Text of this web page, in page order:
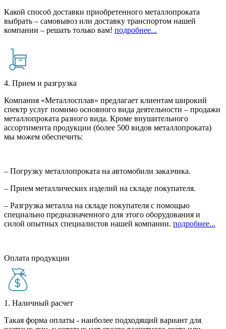
Какой способ доставки приобретенного металлопроката
выбрать – самовывоз или доставку транспортом нашей
компании – решать только вам! подробнее...
4. Прием и разгрузка
Компания «Металлосплав» предлагает клиентам широкий
спектр услуг помимо основного вида деятельности – продажи
металлопроката разного вида. Кроме внушительного
ассортимента продукции (более 500 видов металлопроката)
мы можем обеспечить:
– Погрузку металлопроката на автомобили заказчика.
– Прием металлических изделий на складе покупателя.
– Разгрузка металла на складе покупателя с помощью
специально предназначенного для этого оборудования и
силой опытных специалистов нашей компании. подробнее...
Оплата продукции
1. Наличный расчет
Такая форма оплаты - наиболее подходящий вариант для